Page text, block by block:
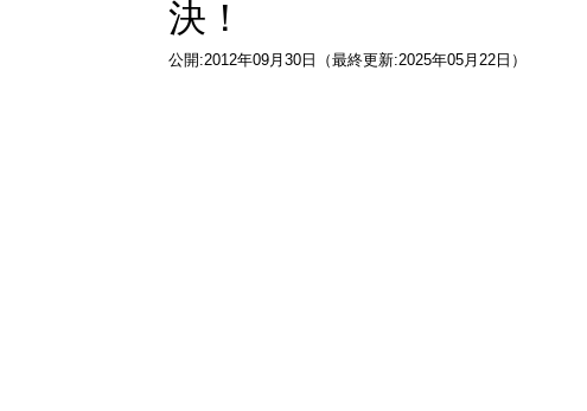
決！
公開:2012年09月30日（最終更新:2025年05月22日）